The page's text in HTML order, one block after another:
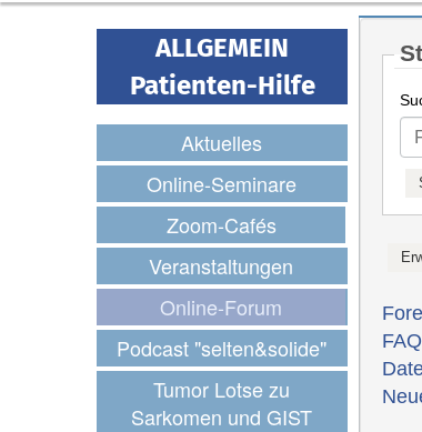
ALLGEMEIN
Patienten-Hilfe
Aktuelles
Online-Seminare
Zoom-Cafés
Veranstaltungen
Online-Forum
Podcast "selten&solide"
Tumor Lotse zu
Sarkomen und GIST
FAQ